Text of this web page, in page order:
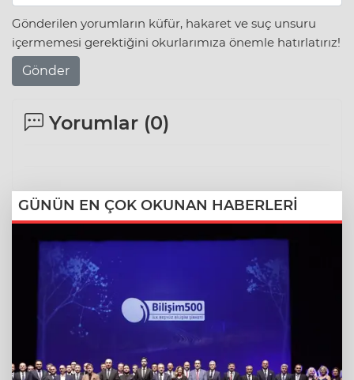
Gönderilen yorumların küfür, hakaret ve suç unsuru
içermemesi gerektiğini okurlarımıza önemle hatırlatırız!
Gönder
Yorumlar (0)
GÜNÜN EN ÇOK OKUNAN HABERLERİ